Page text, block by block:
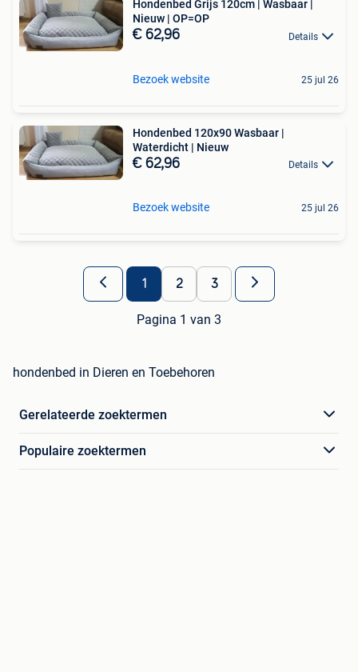
Hondenbed Grijs 120cm | Wasbaar |
Nieuw | OP=OP
€ 62,96 Details
Bezoek website 25 jul 26
Hondenbed 120x90 Wasbaar |
Waterdicht | Nieuw
€ 62,96 Details
Bezoek website 25 jul 26
1 2 3
Pagina 1 van 3
hondenbed in Dieren en Toebehoren
Gerelateerde zoektermen
Populaire zoektermen